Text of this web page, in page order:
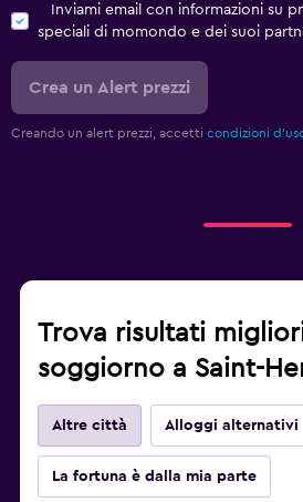
Inviami email con informazioni su
speciali di momondo e dei suoi
Crea un Alert prezzi
Creando un alert prezzi, accetti condizioni
Trova risultati
soggiorno a Saint-
Altre città Alloggi alternativi
La fortuna è dalla mia parte